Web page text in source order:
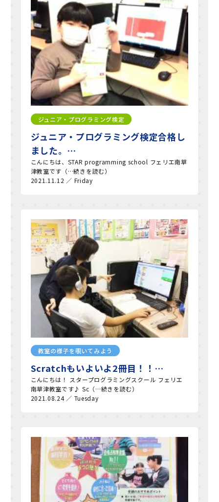
ジュニア・プログラミング検定
ジュニア・プログラミング検定合格し
ました。…
こんにちは、STAR programming school フェリエ南草
津教室です（…続きを読む）
2021.11.12 ／ Friday
教室の様子を覗いてみよう
Scratchもいよいよ2冊目！！…
こんにちは！ スタープログラミングスクール フェリエ
南草津教室です♪ Sc（…続きを読む）
2021.08.24 ／ Tuesday